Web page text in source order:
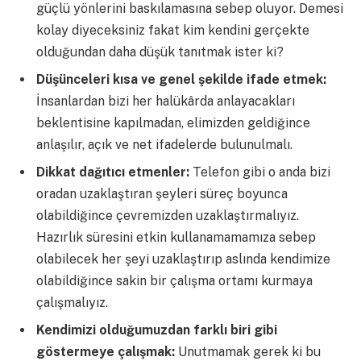
güçlü yönlerini baskılamasına sebep oluyor. Demesi
kolay diyeceksiniz fakat kim kendini gerçekte
olduğundan daha düşük tanıtmak ister ki?
Düşünceleri kısa ve genel şekilde ifade etmek:
İnsanlardan bizi her halükârda anlayacakları
beklentisine kapılmadan, elimizden geldiğince
anlaşılır, açık ve net ifadelerde bulunulmalı.
Dikkat dağıtıcı etmenler: Telefon gibi o anda bizi
oradan uzaklaştıran şeyleri süreç boyunca
olabildiğince çevremizden uzaklaştırmalıyız.
Hazırlık süresini etkin kullanamamamıza sebep
olabilecek her şeyi uzaklaştırıp aslında kendimize
olabildiğince sakin bir çalışma ortamı kurmaya
çalışmalıyız.
Kendimizi olduğumuzdan farklı biri gibi
göstermeye çalışmak: Unutmamak gerek ki bu